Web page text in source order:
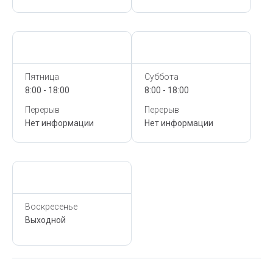
Пятница
8:00 - 18:00
Перерыв
Нет информации
Суббота
8:00 - 18:00
Перерыв
Нет информации
Воскресенье
Выходной